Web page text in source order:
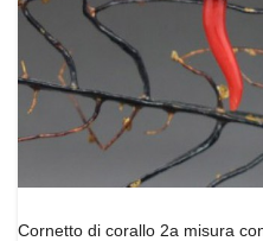
Cornetto di corallo 2a misura